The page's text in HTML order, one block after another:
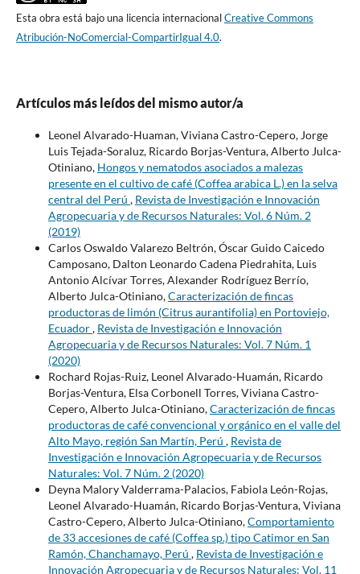
Esta obra está bajo una licencia internacionalCreative Commons
Atribución-NoComercial-CompartirIgual 4.0.
Artículos más leídos del mismo autor/a
Leonel Alvarado-Huaman, Viviana Castro-Cepero, Jorge
Luis Tejada-Soraluz, Ricardo Borjas-Ventura, Alberto Julca-
Otiniano, Hongos y nematodos asociados a malezas
presente en el cultivo de café (Coffea arabica L.) en la selva
central del Perú , Revista de Investigación e Innovación
Agropecuaria y de Recursos Naturales: Vol. 6 Núm. 2
(2019)
Carlos Oswaldo Valarezo Beltrón, Óscar Guido Caicedo
Camposano, Dalton Leonardo Cadena Piedrahita, Luis
Antonio Alcívar Torres, Alexander Rodríguez Berrío,
Alberto Julca-Otiniano,Caracterización de fincas
productoras de limón (Citrus aurantifolia) en Portoviejo,
Ecuador, Revista de Investigación e Innovación
Agropecuaria y de Recursos Naturales: Vol. 7 Núm. 1
(2020)
Rochard Rojas-Ruiz, Leonel Alvarado-Huamán, Ricardo
Borjas-Ventura, Elsa Corbonell Torres, Viviana Castro-
Cepero, Alberto Julca-Otiniano,Caracterización de fincas
productoras de café convencional y orgánico en el valle del
Alto Mayo, región San Martín, Perú , Revista de
Investigación e Innovación Agropecuaria y de Recursos
Naturales: Vol. 7 Núm. 2 (2020)
Deyna Malory Valderrama-Palacios, Fabiola León-Rojas,
Leonel Alvarado-Huamán, Ricardo Borjas-Ventura, Viviana
Castro-Cepero, Alberto Julca-Otiniano,Comportamiento
de 33 accesiones de café (Coffea sp.) tipo Catimor en San
Ramón, Chanchamayo, Perú , Revista de Investigación e
Innovación Agropecuaria y de Recursos Naturales: Vol. 11